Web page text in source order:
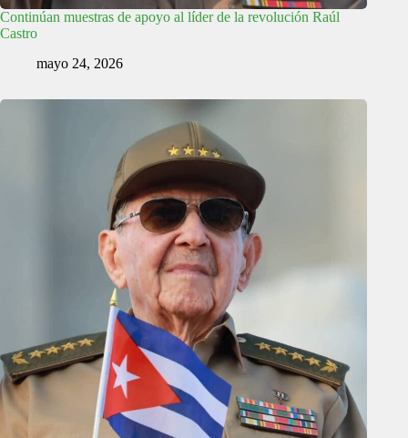
Continúan muestras de apoyo al líder de la revolución Raúl
Castro
mayo 24, 2026